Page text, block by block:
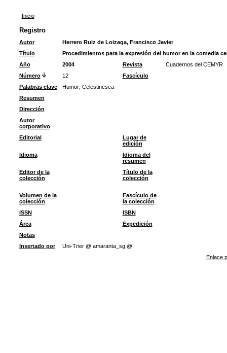
Inicio
Registro
Autor
Herrero Ruiz de Loizaga, Francisco Javier
Título
Procedimientos para la expresión del humor en la comedia
Año
2004 Revista
Cuadernos del CEMYR
Número
12
Fascículo
Palabras clave
Humor; Celestinesca
Resumen
Dirección
Autor
corporativo
Editorial
Lugar de
edición
Idioma
Idioma del
resumen
Editor de la
colección
Título de la
colección
Volumen de la
colección
Fascículo de
la colección
ISSN
ISBN
Área
Expedición
Notas
Insertado por
Uni-Trier @ amaranta_sg @
Enlace